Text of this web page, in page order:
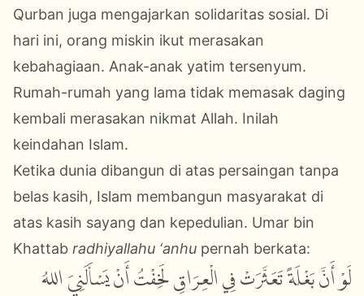
Qurban juga mengajarkan solidaritas sosial. Di
hari ini, orang miskin ikut merasakan
kebahagiaan. Anak-anak yatim tersenyum.
Rumah-rumah yang lama tidak memasak daging
kembali merasakan nikmat Allah. Inilah
keindahan Islam.
Ketika dunia dibangun di atas persaingan tanpa
belas kasih, Islam membangun masyarakat di
atas kasih sayang dan kepedulian. Umar bin
Khattab radhiyallahu ‘anhu pernah berkata:
لَوْ أَنَّ بَغْلَةً تَعَثَّرَتْ فِي الْعِرَاقِ لَخِفْتُ أَنْ يَسْأَلَنِيَ اللهُ